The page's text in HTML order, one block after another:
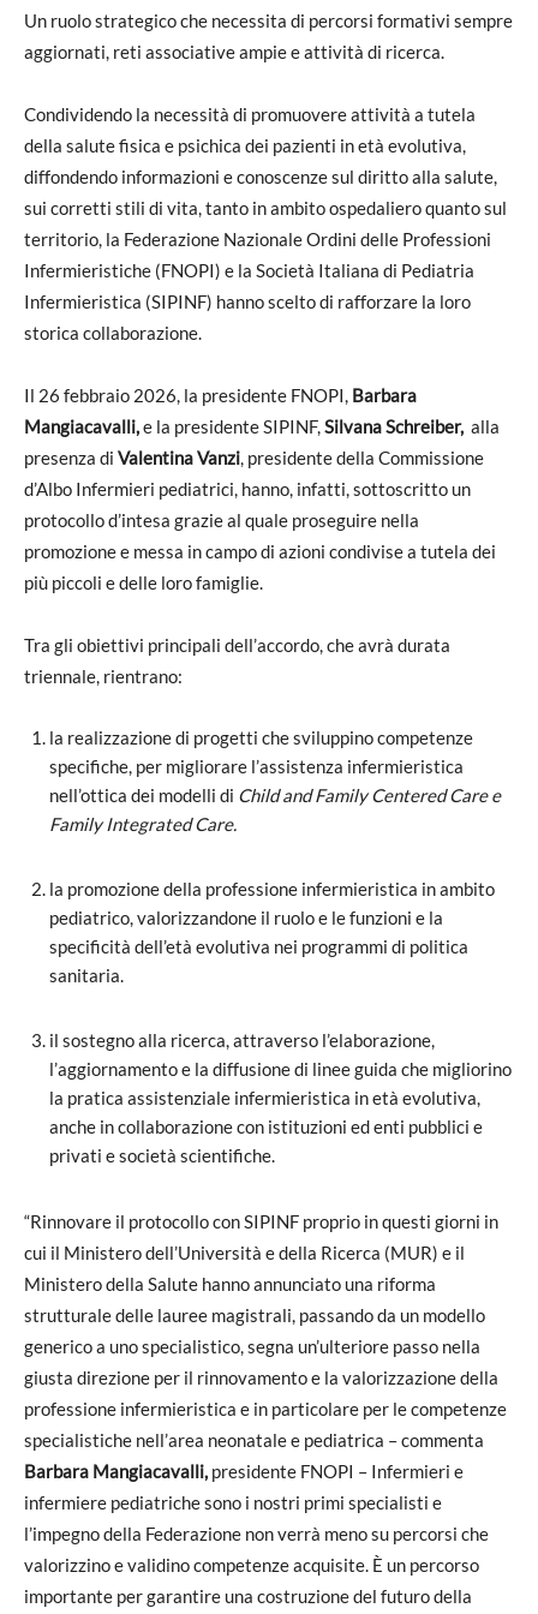
Un ruolo strategico che necessita di percorsi formativi sempre
aggiornati, reti associative ampie e attività di ricerca.
Condividendo la necessità di promuovere attività a tutela
della salute fisica e psichica dei pazienti in età evolutiva,
diffondendo informazioni e conoscenze sul diritto alla salute,
sui corretti stili di vita, tanto in ambito ospedaliero quanto sul
territorio, la Federazione Nazionale Ordini delle Professioni
Infermieristiche (FNOPI) e la Società Italiana di Pediatria
Infermieristica (SIPINF) hanno scelto di rafforzare la loro
storica collaborazione.
Il 26 febbraio 2026, la presidente FNOPI, Barbara
Mangiacavalli,e la presidente SIPINF,Silvana Schreiber, alla
presenza di Valentina Vanzi, presidente della Commissione
d’Albo Infermieri pediatrici, hanno, infatti, sottoscritto un
protocollo d’intesa grazie al quale proseguire nella
promozione e messa in campo di azioni condivise a tutela dei
più piccoli e delle loro famiglie.
Tra gli obiettivi principali dell’accordo, che avrà durata
triennale, rientrano:
la realizzazione di progetti che sviluppino competenze
specifiche, per migliorare l’assistenza infermieristica
nell’ottica dei modelli di Child and Family Centered Care e
Family Integrated Care.
la promozione della professione infermieristica in ambito
pediatrico, valorizzandone il ruolo e le funzioni e la
specificità dell’età evolutiva nei programmi di politica
sanitaria.
il sostegno alla ricerca, attraverso l’elaborazione,
l’aggiornamento e la diffusione di linee guida che migliorino
la pratica assistenziale infermieristica in età evolutiva,
anche in collaborazione con istituzioni ed enti pubblici e
privati e società scientifiche.
“Rinnovare il protocollo con SIPINF proprio in questi giorni in
cui il Ministero dell’Università e della Ricerca (MUR) e il
Ministero della Salute hanno annunciato una riforma
strutturale delle lauree magistrali, passando da un modello
generico a uno specialistico, segna un’ulteriore passo nella
giusta direzione per il rinnovamento e la valorizzazione della
professione infermieristica e in particolare per le competenze
specialistiche nell’area neonatale e pediatrica – commenta
Barbara Mangiacavalli, presidente FNOPI – Infermieri e
infermiere pediatriche sono i nostri primi specialisti e
l’impegno della Federazione non verrà meno su percorsi che
valorizzino e validino competenze acquisite. È un percorso
importante per garantire una costruzione del futuro della